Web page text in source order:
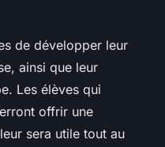
de développer leur
ainsi que leur
Les élèves qui
offrir une
sera utile tout au